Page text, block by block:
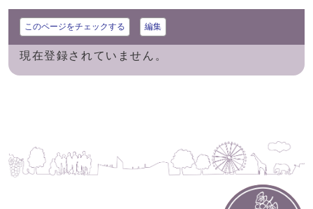
このページをチェックする 編集
現在登録されていません。